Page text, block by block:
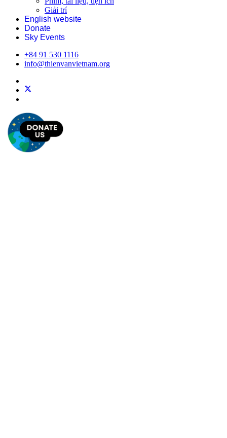
Giải trí
English website
Donate
Sky Events
+84 91 530 1116
info@thienvanvietnam.org